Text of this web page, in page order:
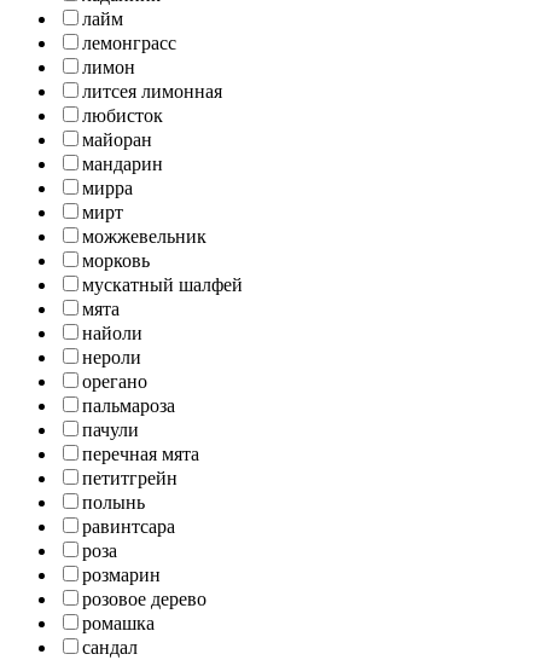
лайм
лемонграсс
лимон
литсея лимонная
любисток
майоран
мандарин
мирра
мирт
можжевельник
морковь
мускатный шалфей
мята
найоли
нероли
орегано
пальмароза
пачули
перечная мята
петитгрейн
полынь
равинтсара
роза
розмарин
розовое дерево
ромашка
сандал